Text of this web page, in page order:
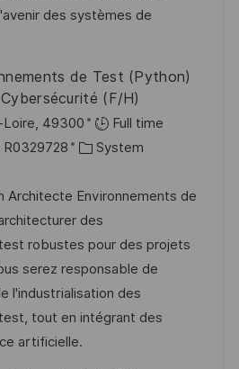
i
des systèmes de
de Test (Python)
(F/H)
49300
Full time
R0329728
K
t
e
g
o
r
i
e
System
Architecte Environnements de
des
robustes pour des projets
serez responsable de
l'industrialisation des
tout en intégrant des
artificielle.